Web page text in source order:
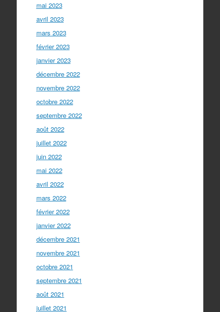
mai 2023
avril 2023
mars 2023
février 2023
janvier 2023
décembre 2022
novembre 2022
octobre 2022
septembre 2022
août 2022
juillet 2022
juin 2022
mai 2022
avril 2022
mars 2022
février 2022
janvier 2022
décembre 2021
novembre 2021
octobre 2021
septembre 2021
août 2021
juillet 2021